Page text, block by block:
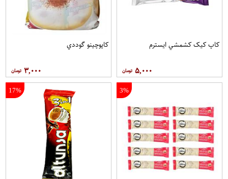
کاپ کيک کشمشي ايسترم
۵,۰۰۰
کاپوچينو گوددي
۳,۰۰۰
3%
17%